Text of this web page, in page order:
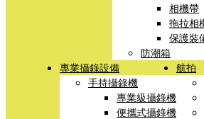
相機帶
拖拉相
保護裝
防潮箱
專業攝錄設備
手持攝錄機
專業級攝錄機
便攜式攝錄機
航拍